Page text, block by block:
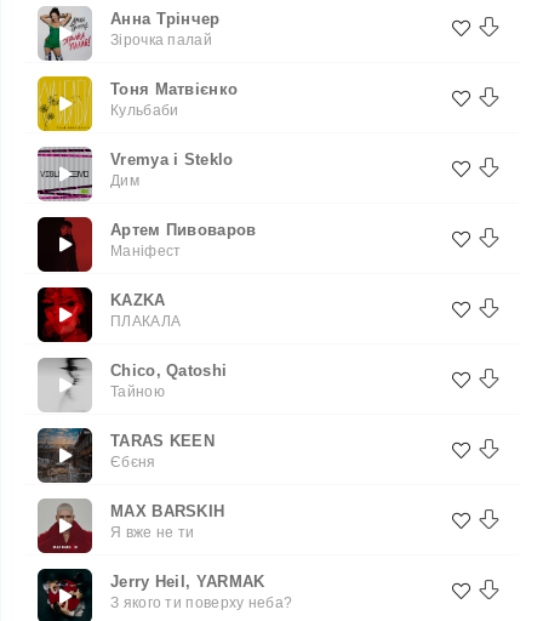
Анна Трінчер
Зірочка палай
Тоня Матвієнко
Кульбаби
Vremya i Steklo
Дим
Артем Пивоваров
Маніфест
KAZKA
ПЛАКАЛА
Chico, Qatoshi
Тайною
TARAS KEEN
Єбєня
MAX BARSKIH
Я вже не ти
Jerry Heil, YARMAK
З якого ти поверху неба?